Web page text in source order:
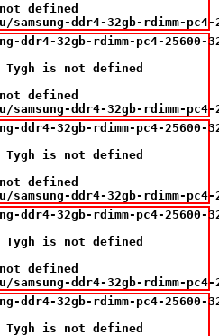
defined
samsung-ddr4-32gb-rdimm-
32gb-rdimm-pc4-25600-
Tygh is not defined
defined
samsung-ddr4-32gb-rdimm-
32gb-rdimm-pc4-25600-
Tygh is not defined
defined
samsung-ddr4-32gb-rdimm-
32gb-rdimm-pc4-25600-
Tygh is not defined
defined
samsung-ddr4-32gb-rdimm-
32gb-rdimm-pc4-25600-
Tygh is not defined